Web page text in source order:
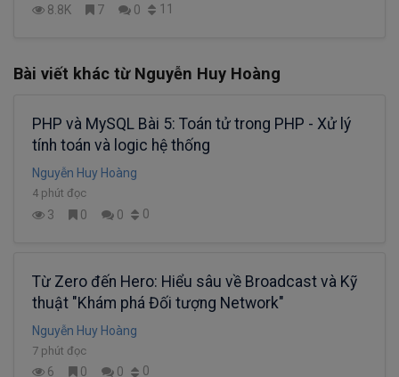
8.8K 7 0 11
Bài viết khác từ Nguyễn Huy Hoàng
PHP và MySQL Bài 5: Toán tử trong PHP - Xử lý
tính toán và logic hệ thống
Nguyễn Huy Hoàng
4 phút đọc
3 0 0 0
Từ Zero đến Hero: Hiểu sâu về Broadcast và Kỹ
thuật "Khám phá Đối tượng Network"
Nguyễn Huy Hoàng
7 phút đọc
6 0 0 0